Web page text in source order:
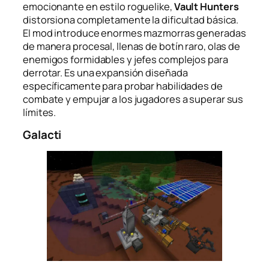
emocionante en estilo roguelike,Vault Hunters
distorsiona completamente la dificultad básica.
El mod introduce enormes mazmorras generadas
de manera procesal, llenas de botín raro, olas de
enemigos formidables y jefes complejos para
derrotar. Es una expansión diseñada
específicamente para probar habilidades de
combate y empujar a los jugadores a superar sus
límites.
Galacti